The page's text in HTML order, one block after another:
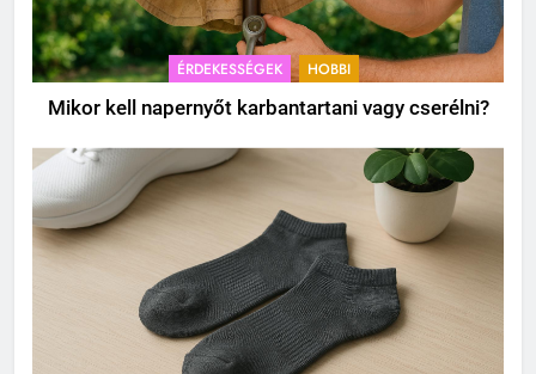
ÉRDEKESSÉGEK HOBBI
Mikor kell napernyőt karbantartani vagy cserélni?